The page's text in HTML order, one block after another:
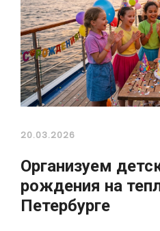
20.03.2026
Организуем
рождения на
Петербурге